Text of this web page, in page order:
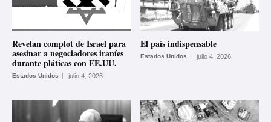
Revelan complot de Israel para
asesinar a negociadores iraníes
durante pláticas con EE.UU.
Estados Unidos julio 4, 2026
El país indispensable
Estados Unidos julio 4, 2026